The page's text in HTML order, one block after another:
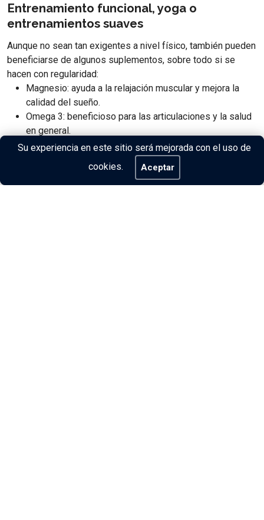
Entrenamiento funcional, yoga o
entrenamientos suaves
Aunque no sean tan exigentes a nivel físico, también pueden
beneficiarse de algunos suplementos, sobre todo si se
hacen con regularidad:
Magnesio: ayuda a la relajación muscular y mejora la
calidad del sueño.
Omega 3: beneficioso para las articulaciones y la salud
en general.
Proteína: especialmente útil si no se llega a cubrir con
Su experiencia en este sitio será mejorada con el uso de
cookies.
Aceptar